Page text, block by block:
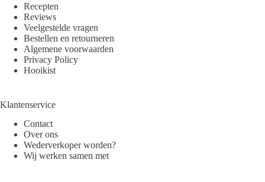
Recepten
Reviews
Veelgestelde vragen
Bestellen en retourneren
Algemene voorwaarden
Privacy Policy
Hooikist
Klantenservice
Contact
Over ons
Wederverkoper worden?
Wij werken samen met